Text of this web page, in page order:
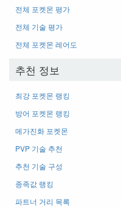
전체 포켓몬 평가
전체 기술 평가
전체 포켓몬 레어도
추천 정보
최강 포켓몬 랭킹
방어 포켓몬 랭킹
메가진화 포켓몬
PVP 기술 추천
추천 기술 구성
종족값 랭킹
파트너 거리 목록